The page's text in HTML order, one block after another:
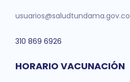
usuarios@saludtundama.gov.co
310 869 6926
HORARIO VACUNACIÓN